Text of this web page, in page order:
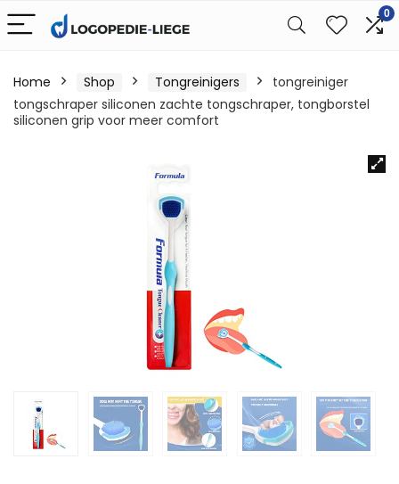
0
Home Shop Tongreinigers
tongreiniger
tongschraper siliconen zachte tongschraper, tongborstel
siliconen grip voor meer comfort